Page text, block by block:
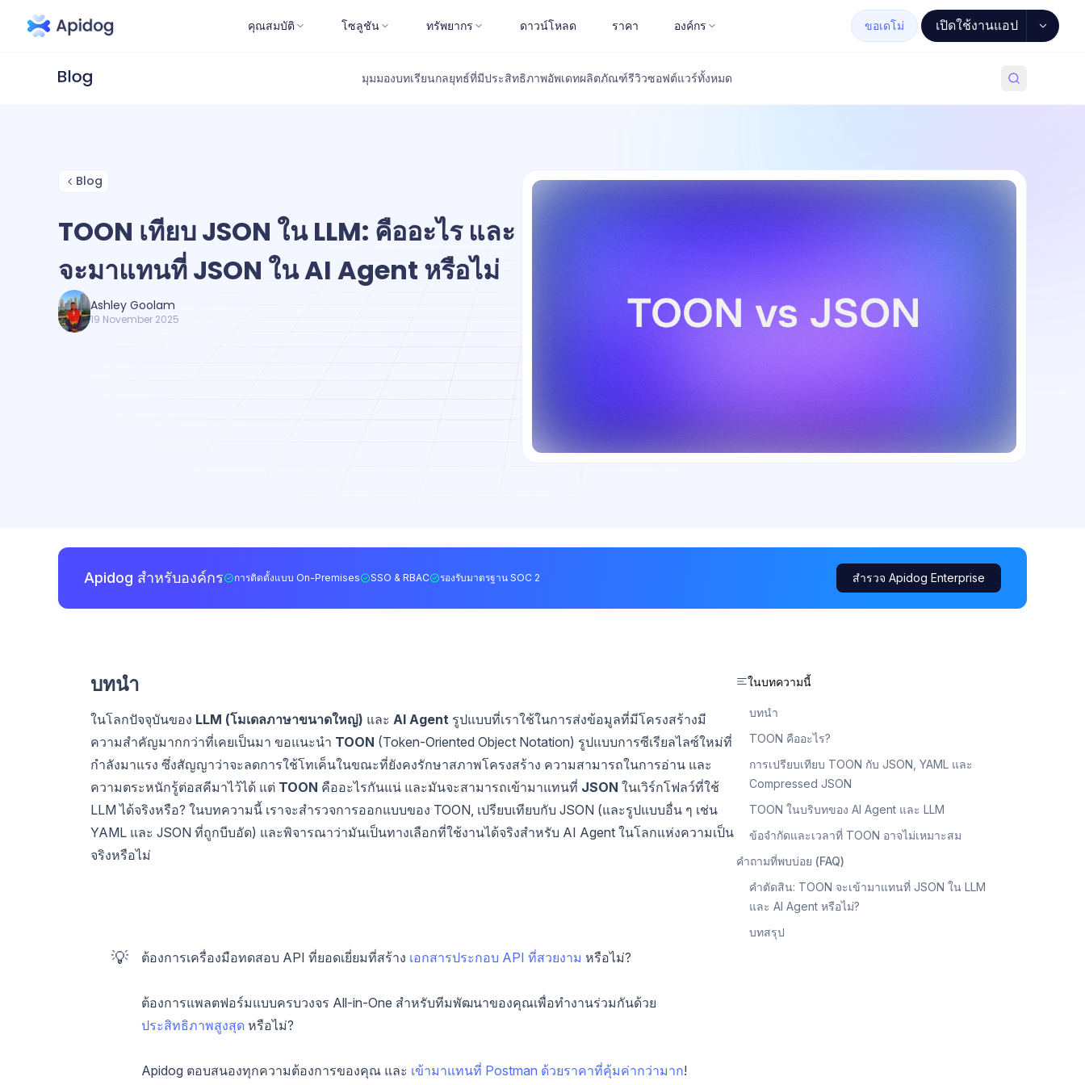
คุณสมบัติ โซลูชัน ทรัพยากร ดาวน์โหลด ราคา องค์กร ขอเดโม่ เปิดใช้งานแอป
มุมมองบทเรียนกลยุทธ์ที่มีประสิทธิภาพอัพเดทผลิตภัณฑ์รีวิวซอฟต์แวร์ทั้งหมด
Blog
TOON เทียบ JSON ใน LLM: คืออะไร และ
จะมาแทนที่ JSON ใน AI Agent หรือไม่
Ashley Goolam
19 November 2025
Apidog สำหรับองค์กร การติดตั้งแบบ On-Premises SSO & RBAC รองรับมาตรฐาน SOC 2 สำรวจ Apidog Enterprise
บทนำ
ในโลกปัจจุบันของ LLM (โมเดลภาษาขนาดใหญ่) และ AI Agent รูปแบบที่เราใช้ในการส่งข้อมูลที่มีโครงสร้างมี
ความสำคัญมากกว่าที่เคยเป็นมา ขอแนะนำ TOON (Token-Oriented Object Notation) รูปแบบการซีเรียลไลซ์ใหม่ที่
กำลังมาแรง ซึ่งสัญญาว่าจะลดการใช้โทเค็นในขณะที่ยังคงรักษาสภาพโครงสร้าง ความสามารถในการอ่าน และ
ความตระหนักรู้ต่อสคีมาไว้ได้ แต่ TOON คืออะไรกันแน่ และมันจะสามารถเข้ามาแทนที่ JSON ในเวิร์กโฟลว์ที่ใช้
LLM ได้จริงหรือ? ในบทความนี้ เราจะสำรวจการออกแบบของ TOON, เปรียบเทียบกับ JSON (และรูปแบบอื่น ๆ เช่น
YAML และ JSON ที่ถูกบีบอัด) และพิจารณาว่ามันเป็นทางเลือกที่ใช้งานได้จริงสำหรับ AI Agent ในโลกแห่งความเป็น
จริงหรือไม่
💡 ต้องการเครื่องมือทดสอบ API ที่ยอดเยี่ยมที่สร้าง เอกสารประกอบ API ที่สวยงาม หรือไม่?
ต้องการแพลตฟอร์มแบบครบวงจร All-in-One สำหรับทีมพัฒนาของคุณเพื่อทำงานร่วมกันด้วย
ประสิทธิภาพสูงสุด หรือไม่?
Apidog ตอบสนองทุกความต้องการของคุณ และ เข้ามาแทนที่ Postman ด้วยราคาที่คุ้มค่ากว่ามาก!
ในบทความนี้
บทนำ
TOON คืออะไร?
การเปรียบเทียบ TOON กับ JSON, YAML และ
Compressed JSON
TOON ในบริบทของ AI Agent และ LLM
ข้อจำกัดและเวลาที่ TOON อาจไม่เหมาะสม
คำถามที่พบบ่อย (FAQ)
คำตัดสิน: TOON จะเข้ามาแทนที่ JSON ใน LLM
และ AI Agent หรือไม่?
บทสรุป